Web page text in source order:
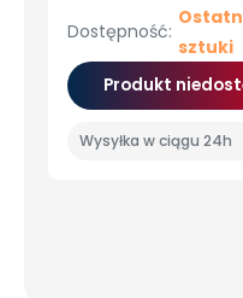
Dostępność:
sztuki
Produkt
Wysyłka w ciągu 24h